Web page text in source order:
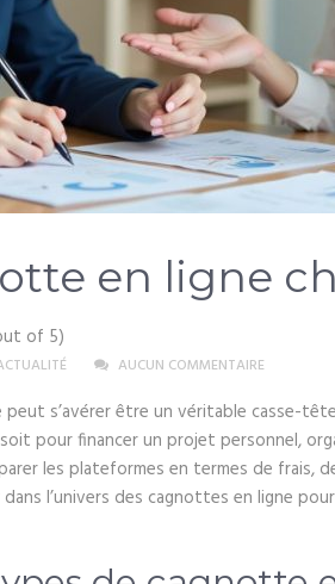
en ligne
of 5)
AUCUN COMMENTAIRE
s’avérer être un véritable casse-
pour financer un projet personnel,
les plateformes en termes de frais,
l’univers des cagnottes en ligne